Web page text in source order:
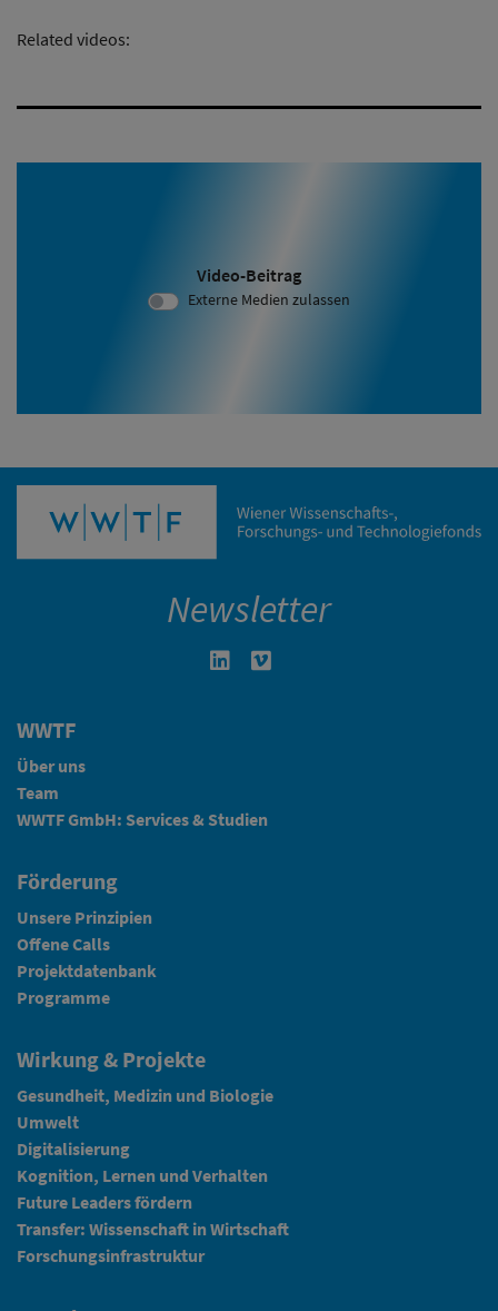
Related videos:
Video-Beitrag
Video ID 1509:
Externe Medien zulassen
Newsletter
Linkedin in neuem Fenster öffnen
WWTF
Über uns
Team
WWTF GmbH: Services & Studien
Förderung
Unsere Prinzipien
Offene Calls
Projektdatenbank
Programme
Wirkung & Projekte
Gesundheit, Medizin und Biologie
Umwelt
Digitalisierung
Kognition, Lernen und Verhalten
Future Leaders fördern
Transfer: Wissenschaft in Wirtschaft
Forschungsinfrastruktur